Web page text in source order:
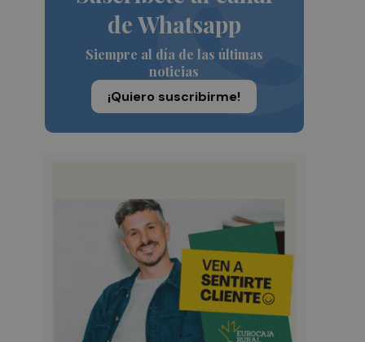
de Whatsapp
Siempre al día de las últimas
noticias
¡Quiero suscribirme!